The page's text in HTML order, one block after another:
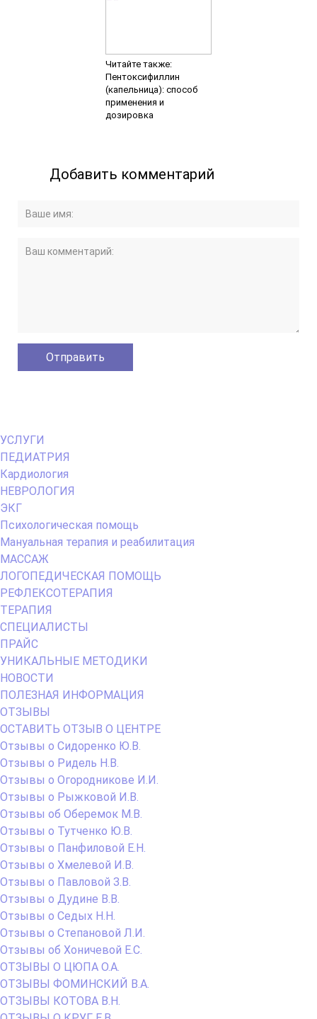
Читайте также:
Пентоксифиллин
(капельница): способ
применения и
дозировка
Добавить комментарий
Primary
Menu
УСЛУГИ
ПЕДИАТРИЯ
Кардиология
НЕВРОЛОГИЯ
ЭКГ
Психологическая помощь
Мануальная терапия и реабилитация
МАССАЖ
ЛОГОПЕДИЧЕСКАЯ ПОМОЩЬ
РЕФЛЕКСОТЕРАПИЯ
ТЕРАПИЯ
СПЕЦИАЛИСТЫ
ПРАЙС
УНИКАЛЬНЫЕ МЕТОДИКИ
НОВОСТИ
ПОЛЕЗНАЯ ИНФОРМАЦИЯ
ОТЗЫВЫ
ОСТАВИТЬ ОТЗЫВ О ЦЕНТРЕ
Отзывы о Сидоренко Ю.В.
Отзывы о Ридель Н.В.
Отзывы о Огородникове И.И.
Отзывы о Рыжковой И.В.
Отзывы об Оберемок М.В.
Отзывы о Тутченко Ю.В.
Отзывы о Панфиловой Е.Н.
Отзывы о Хмелевой И.В.
Отзывы о Павловой З.В.
Отзывы о Дудине В.В.
Отзывы о Седых Н.Н.
Отзывы о Степановой Л.И.
Отзывы об Хоничевой Е.С.
ОТЗЫВЫ О ЦЮПА О.А.
ОТЗЫВЫ ФОМИНСКИЙ В.А.
ОТЗЫВЫ КОТОВА В.Н.